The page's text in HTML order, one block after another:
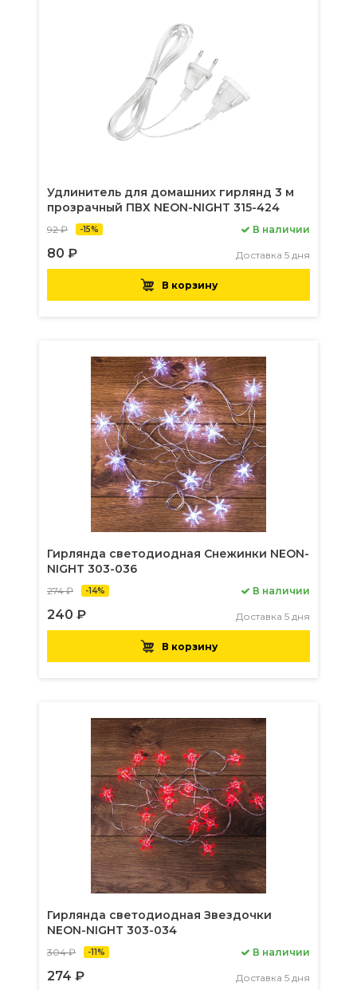
Удлинитель для домашних гирлянд 3 м
прозрачный ПВХ NEON-NIGHT 315-424
92 ₽ -15%
80 ₽
В наличии
Доставка 5 дня
В корзину
Гирлянда светодиодная Снежинки NEON-
NIGHT 303-036
274 ₽ -14%
240 ₽
В наличии
Доставка 5 дня
В корзину
Гирлянда светодиодная Звездочки
NEON-NIGHT 303-034
304 ₽ -11%
274 ₽
В наличии
Доставка 5 дня